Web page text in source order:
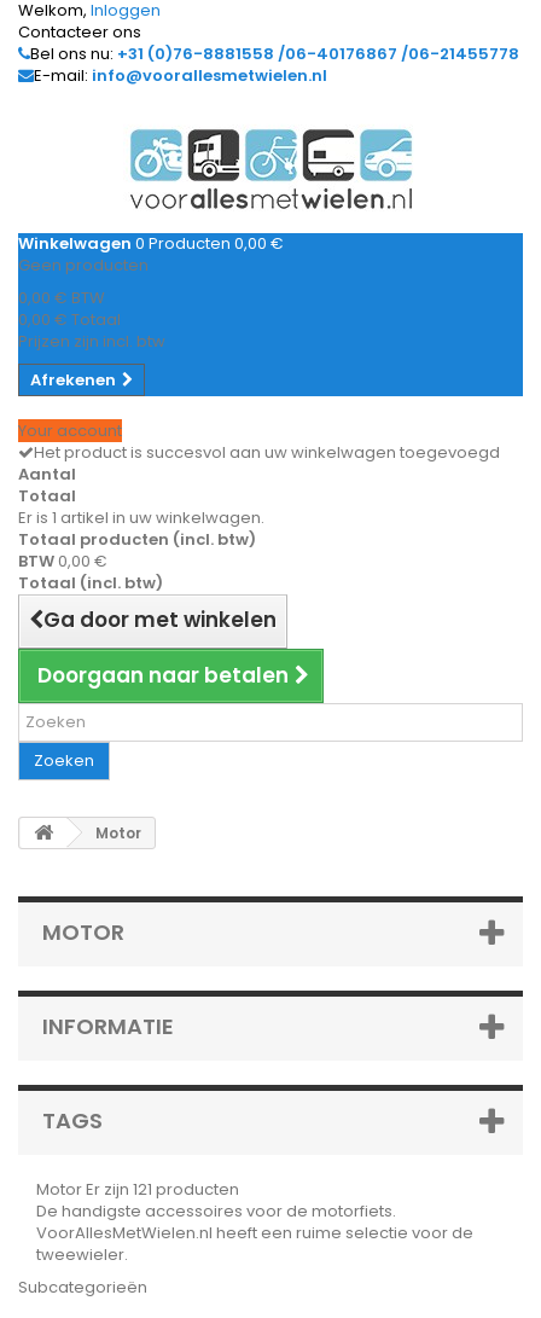
Welkom, Inloggen
Contacteer ons
Bel ons nu: +31 (0)76-8881558 /06-40176867 /06-21455778
E-mail: info@voorallesmetwielen.nl
Winkelwagen 0 Producten 0,00 €
Geen producten
0,00 € BTW
0,00 € Totaal
Prijzen zijn incl. btw
Afrekenen
Your account
Het product is succesvol aan uw winkelwagen toegevoegd
Aantal
Totaal
Er is 1 artikel in uw winkelwagen.
Totaal producten (incl. btw)
BTW 0,00 €
Totaal (incl. btw)
Ga door met winkelen
Doorgaan naar betalen
Zoeken
Motor
MOTOR
INFORMATIE
TAGS
MotorEr zijn 121 producten
De handigste accessoires voor de motorfiets.
VoorAllesMetWielen.nl heeft een ruime selectie voor de
tweewieler.
Subcategorieën